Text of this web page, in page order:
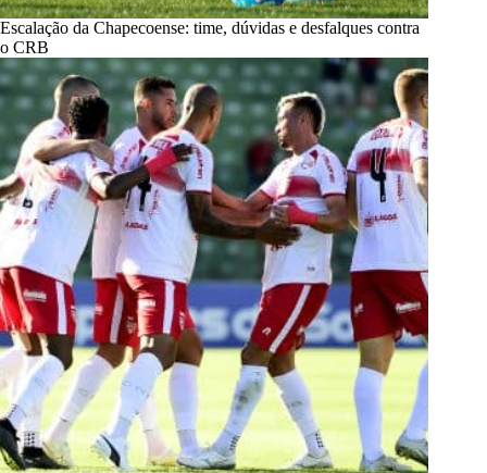
Escalação da Chapecoense: time, dúvidas e desfalques contra
o CRB